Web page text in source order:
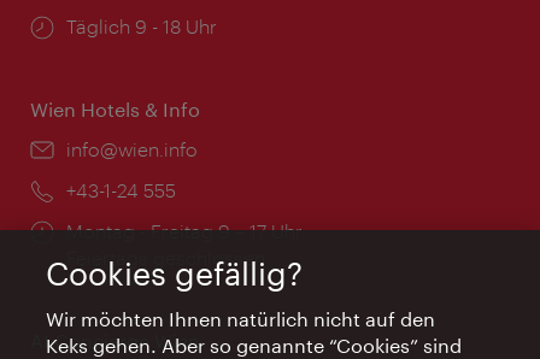
Öffnungszeiten:
Täglich 9 - 18 Uhr
Wien Hotels & Info
Email:
info@wien.info
Telefon:
+43-1-24 555
Öffnungszeiten:
Montag - Freitag 9 – 17 Uhr
Feiertags geschlossen
AI Concierge Wien
Cookies gefällig?
Wir möchten Ihnen natürlich nicht auf den
Keks gehen. Aber so genannte “Cookies” sind